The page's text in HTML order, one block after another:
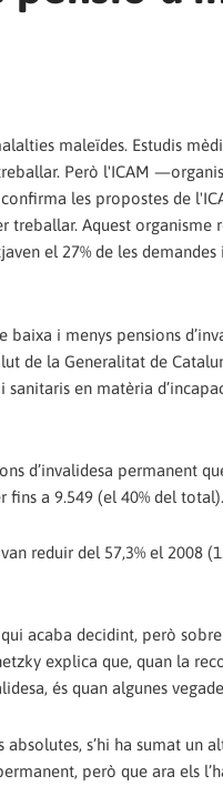
maleïdes. Estudis
Però l'ICAM
les propostes de
treballar. Aquest
el 27% de les
i menys pensions
de la Generalitat de
en matèria
d’invalidesa permanent
fins a 9.549 (el 40% del total).
reduir del 57,3% el 2008
acaba decidint, però
explica que, quan la
és quan algunes
s’hi ha sumat un
però que ara els